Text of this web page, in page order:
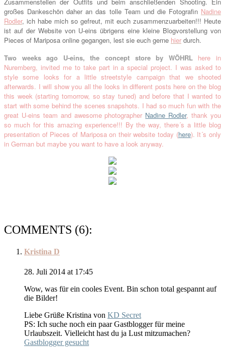
großes Dankeschön daher an das tolle Team und die Fotografin Nadine
Rodler, ich habe mich so gefreut, mit euch zusammenzuarbeiten!!! Heute
ist auf der Website von U-eins übrigens eine kleine Blogvorstellung von
Pieces of Mariposa online gegangen, lest sie euch gerne hier durch.
Two weeks ago U-eins, the concept store by WÖHRLhere in
Nuremberg, invited me to take part in a special project. I was asked to
style some looks for a little streetstyle campaign that we shooted
afterwards. I will show you all the looks in different posts here on the blog
this week (starting tomorrow, so stay tuned) and before that I wanted to
start with some behind the scenes snapshots. I had so much fun with the
great U-eins team and awesome photographer Nadine Rodler, thank you
so much for this amazing experience!!! By the way, there´s a little blog
presentation of Pieces of Mariposa on their website today (here). It´s only
in German but maybe you want to have a look anyway.
COMMENTS (6):
Kristina D
28. Juli 2014 at 17:45
Wow, was für ein cooles Event. Bin schon total gespannt auf
die Bilder!
Liebe Grüße Kristina von KD Secret
PS: Ich suche noch ein paar Gastblogger für meine
Urlaubszeit. Vielleicht hast du ja Lust mitzumachen?
Gastblogger gesucht